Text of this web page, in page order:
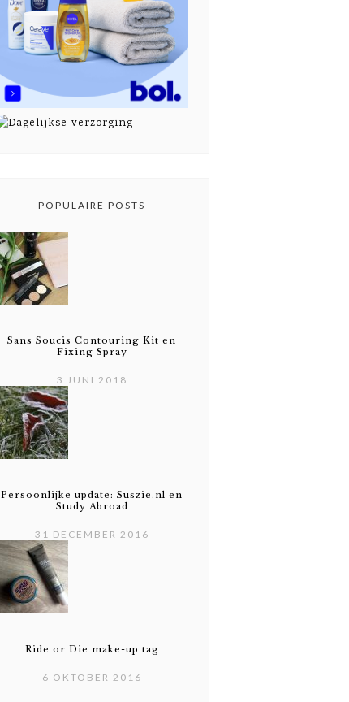
POPULAIRE POSTS
Sans Soucis Contouring Kit en
Fixing Spray
3 JUNI 2018
Persoonlijke update: Suszie.nl en
Study Abroad
31 DECEMBER 2016
Ride or Die make-up tag
6 OKTOBER 2016